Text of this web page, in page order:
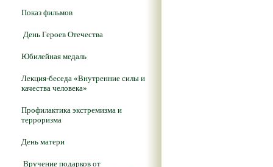
Показ фильмов
День Героев Отечества
Юбилейная медаль
Лекция-беседа «Внутренние силы и
качества человека»
Профилактика экстремизма и
терроризма
День матери
Вручение подарков от